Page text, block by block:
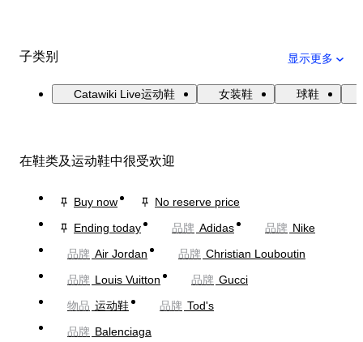
子类别 显示更多
Catawiki Live运动鞋 女装鞋 球鞋
在鞋类及运动鞋中很受欢迎
Buy now
No reserve price
Ending today
品牌 Adidas 品牌 Nike
品牌 Air Jordan 品牌 Christian Louboutin
品牌 Louis Vuitton 品牌 Gucci
物品 运动鞋 品牌 Tod's
品牌 Balenciaga